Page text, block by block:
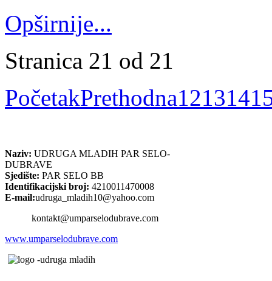
Opširnije...
Stranica 21 od 21
PočetakPrethodna121314
Naziv: UDRUGA MLADIH PAR SELO-
DUBRAVE
Sjedište: PAR SELO BB
Identifikacijski broj: 4210011470008
E-mail:udruga_mladih10@yahoo.com
kontakt@umparselodubrave.com
www.umparselodubrave.com